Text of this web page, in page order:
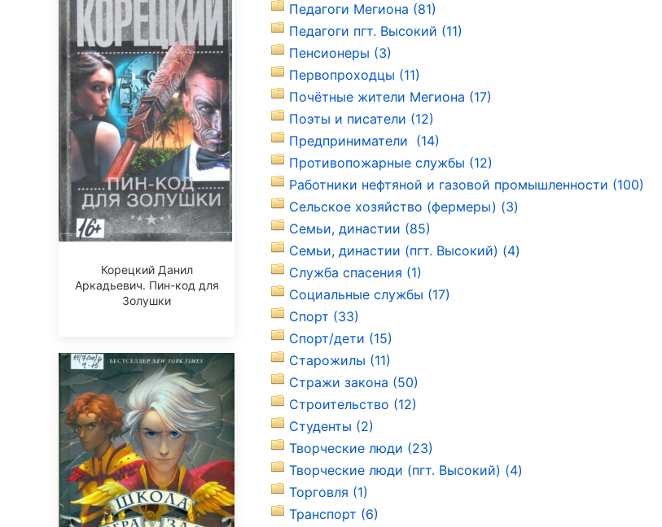
Корецкий Данил
Аркадьевич. Пин-код для
Золушки
Педагоги Мегиона (81)
Педагоги пгт. Высокий (11)
Пенсионеры (3)
Первопроходцы (11)
Почётные жители Мегиона (17)
Поэты и писатели (12)
Предприниматели (14)
Противопожарные службы (12)
Работники нефтяной и газовой промышленности (100)
Сельское хозяйство (фермеры) (3)
Семьи, династии (85)
Семьи, династии (пгт. Высокий) (4)
Служба спасения (1)
Социальные службы (17)
Спорт (33)
Спорт/дети (15)
Старожилы (11)
Стражи закона (50)
Строительство (12)
Студенты (2)
Творческие люди (23)
Творческие люди (пгт. Высокий) (4)
Торговля (1)
Транспорт (6)